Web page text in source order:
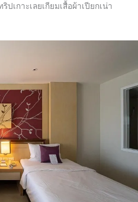
ปเกาะเลยเกียมเสื้อผ้าเปียกเน่า